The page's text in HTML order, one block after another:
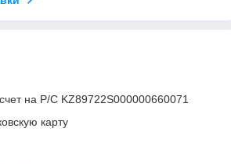
на Р/С KZ89722S000000660071
карту